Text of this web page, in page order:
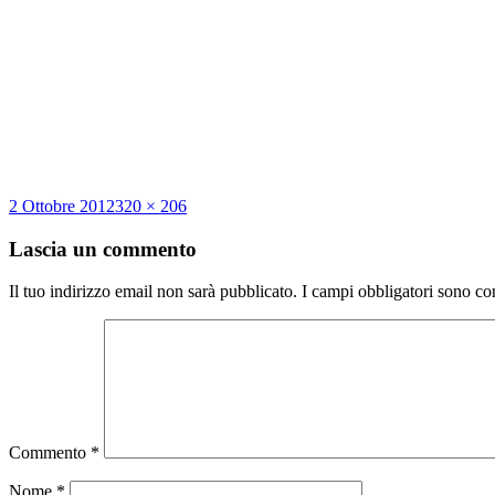
Scritto
2 Ottobre 2012Dimensione
320 × 206
Lascia un commento
Il tuo indirizzo email non sarà pubblicato. I campi obbligatori sono
Commento *